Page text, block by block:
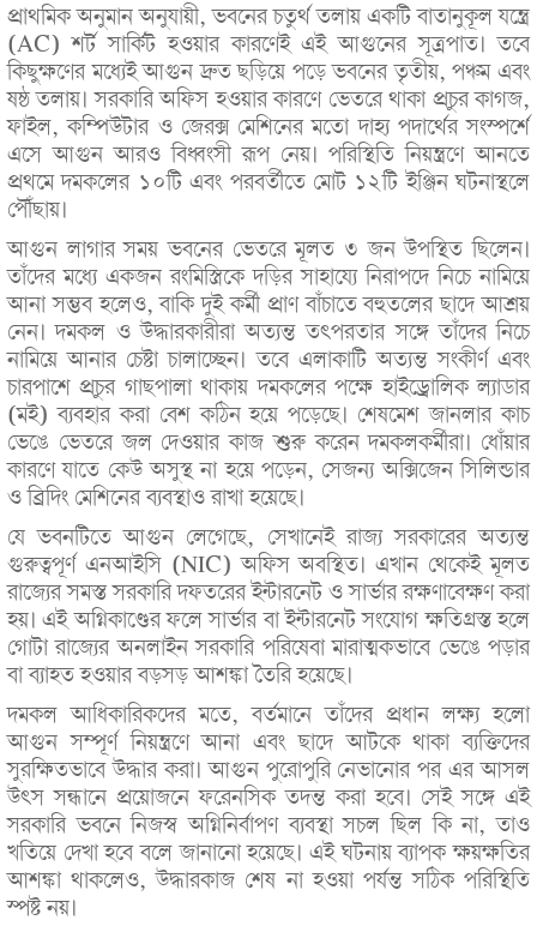
প্রাথমিক অনুমান অনুযায়ী, ভবনের চতুর্থ তলায় একটি বাতানুকূল যন্ত্রে
(AC) শর্ট সার্কিট হওয়ার কারণেই এই আগুনের সূত্রপাত। তবে
কিছুক্ষণের মধ্যেই আগুন দ্রুত ছড়িয়ে পড়ে ভবনের তৃতীয়, পঞ্চম এবং
ষষ্ঠ তলায়। সরকারি অফিস হওয়ার কারণে ভেতরে থাকা প্রচুর কাগজ,
ফাইল, কম্পিউটার ও জেরক্স মেশিনের মতো দাহ্য পদার্থের সংস্পর্শে
এসে আগুন আরও বিধ্বংসী রূপ নেয়। পরিস্থিতি নিয়ন্ত্রণে আনতে
প্রথমে দমকলের ১০টি এবং পরবর্তীতে মোট ১২টি ইঞ্জিন ঘটনাস্থলে
পৌঁছায়।
আগুন লাগার সময় ভবনের ভেতরে মূলত ৩ জন উপস্থিত ছিলেন।
তাঁদের মধ্যে একজন রংমিস্ত্রিকে দড়ির সাহায্যে নিরাপদে নিচে নামিয়ে
আনা সম্ভব হলেও, বাকি দুই কর্মী প্রাণ বাঁচাতে বহুতলের ছাদে আশ্রয়
নেন। দমকল ও উদ্ধারকারীরা অত্যন্ত তৎপরতার সঙ্গে তাঁদের নিচে
নামিয়ে আনার চেষ্টা চালাচ্ছেন। তবে এলাকাটি অত্যন্ত সংকীর্ণ এবং
চারপাশে প্রচুর গাছপালা থাকায় দমকলের পক্ষে হাইড্রোলিক ল্যাডার
(মই) ব্যবহার করা বেশ কঠিন হয়ে পড়েছে। শেষমেশ জানলার কাচ
ভেঙে ভেতরে জল দেওয়ার কাজ শুরু করেন দমকলকর্মীরা। ধোঁয়ার
কারণে যাতে কেউ অসুস্থ না হয়ে পড়েন, সেজন্য অক্সিজেন সিলিন্ডার
ও ব্রিদিং মেশিনের ব্যবস্থাও রাখা হয়েছে।
যে ভবনটিতে আগুন লেগেছে, সেখানেই রাজ্য সরকারের অত্যন্ত
গুরুত্বপূর্ণ এনআইসি (NIC) অফিস অবস্থিত। এখান থেকেই মূলত
রাজ্যের সমস্ত সরকারি দফতরের ইন্টারনেট ও সার্ভার রক্ষণাবেক্ষণ করা
হয়। এই অগ্নিকাণ্ডের ফলে সার্ভার বা ইন্টারনেট সংযোগ ক্ষতিগ্রস্ত হলে
গোটা রাজ্যের অনলাইন সরকারি পরিষেবা মারাত্মকভাবে ভেঙে পড়ার
বা ব্যাহত হওয়ার বড়সড় আশঙ্কা তৈরি হয়েছে।
দমকল আধিকারিকদের মতে, বর্তমানে তাঁদের প্রধান লক্ষ্য হলো
আগুন সম্পূর্ণ নিয়ন্ত্রণে আনা এবং ছাদে আটকে থাকা ব্যক্তিদের
সুরক্ষিতভাবে উদ্ধার করা। আগুন পুরোপুরি নেভানোর পর এর আসল
উৎস সন্ধানে প্রয়োজনে ফরেনসিক তদন্ত করা হবে। সেই সঙ্গে এই
সরকারি ভবনে নিজস্ব অগ্নিনির্বাপণ ব্যবস্থা সচল ছিল কি না, তাও
খতিয়ে দেখা হবে বলে জানানো হয়েছে। এই ঘটনায় ব্যাপক ক্ষয়ক্ষতির
আশঙ্কা থাকলেও, উদ্ধারকাজ শেষ না হওয়া পর্যন্ত সঠিক পরিস্থিতি
স্পষ্ট নয়।